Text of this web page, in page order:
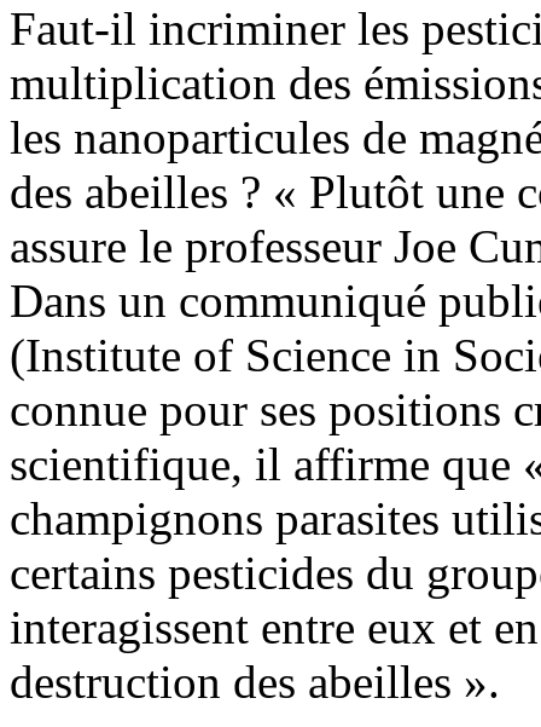
Faut-il incriminer les
multiplication des
les nanoparticules de
des abeilles ? « Plutôt une
assure le professeur Joe
Dans un communiqué
(Institute of Science in
connue pour ses positions
scientifique, il affirme que
champignons parasites
certains pesticides du
interagissent entre eux et
destruction des abeilles ».